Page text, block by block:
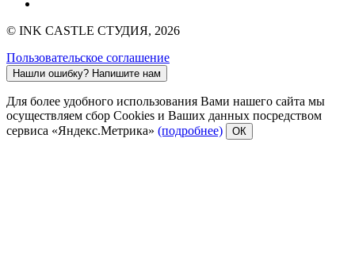
© INK CASTLE СТУДИЯ, 2026
Пользовательское соглашение
Нашли ошибку? Напишите нам
Для более удобного использования Вами нашего сайта мы
осуществляем сбор Cookies и Ваших данных посредством
сервиса «Яндекс.Метрика» (подробнее) ОК